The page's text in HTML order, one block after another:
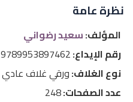
نظرة عامة
المؤلف:سعيد رضواني
رقم الإيداع:9789953897462
نوع الغلاف:ورقي غلاف عادي
عدد الصفحات:248